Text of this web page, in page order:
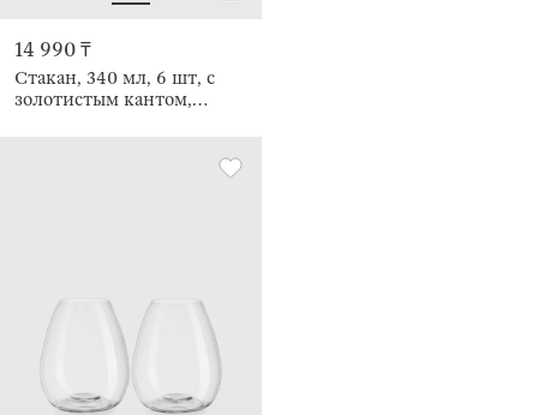
14 990 ₸
Стакан, 340 мл, 6 шт, с
золотистым кантом,